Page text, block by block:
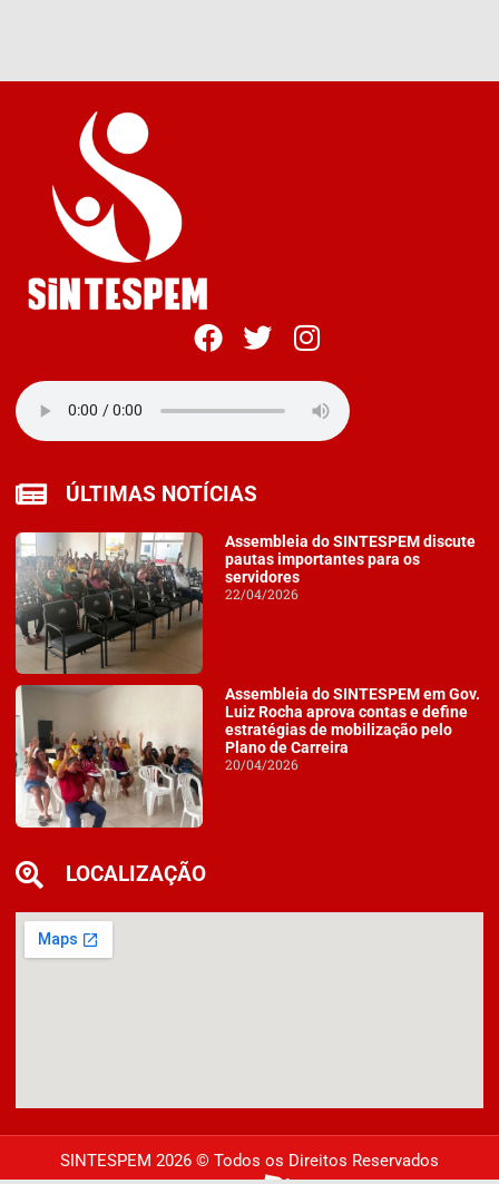
ÚLTIMAS NOTÍCIAS
Assembleia do SINTESPEM discute
pautas importantes para os
servidores
22/04/2026
Assembleia do SINTESPEM em Gov.
Luiz Rocha aprova contas e define
estratégias de mobilização pelo
Plano de Carreira
20/04/2026
LOCALIZAÇÃO
SINTESPEM 2026 © Todos os Direitos Reservados